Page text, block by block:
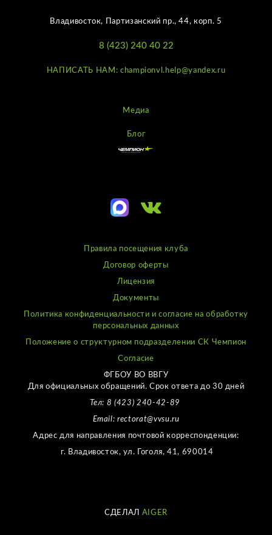
Владивосток, Партизанский пр., 44, корп. 5
8 (423) 240 40 22
НАПИСАТЬ НАМ: championvl.help@yandex.ru
Медиа
Блог
Правила посещения клуба
Договор оферты
Лицензия
Документы
Политика конфиденциальности и согласие на обработку
персональных данных
Положение о структурном подразделении СК Чемпион
Согласие
ФГБОУ ВО ВВГУ
Для официальных обращений. Срок ответа до 30 дней
Тел: 8 (423) 240-42-89
Email: rectorat@vvsu.ru
Адрес для направления почтовой корреспонденции:
г. Владивосток, ул. Гоголя, 41, 690014
СДЕЛАЛ AIGER